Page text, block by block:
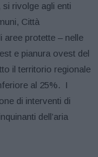
si rivolge agli enti
Città
aree protette – nelle
e pianura ovest del
il territorio regionale
al 25%. I
di interventi di
dell’aria